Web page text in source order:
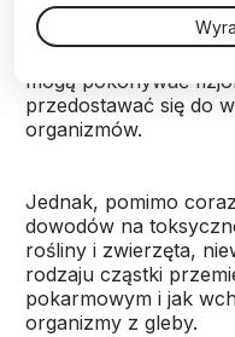
zalegający w
coraz mniejsze
mogą pokonywać
przedostawać się do
organizmów.
Jednak, pomimo
dowodów na
rośliny i zwierzęta,
rodzaju cząstki
pokarmowym i jak
organizmy z gleby.